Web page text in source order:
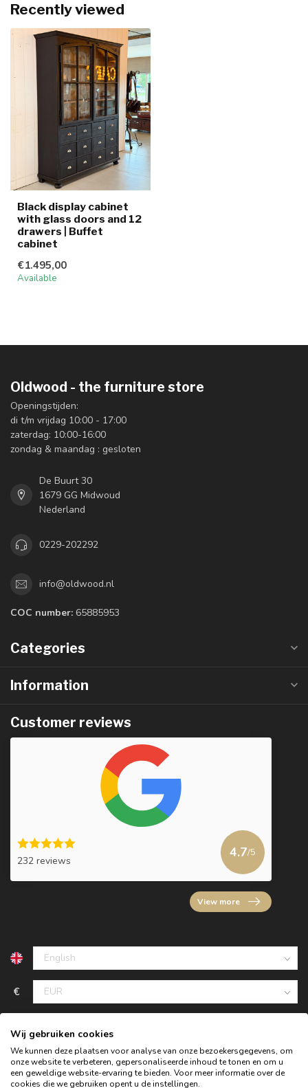
Recently viewed
Black display cabinet
with glass doors and 12
drawers | Buffet
cabinet
€1.495,00
Available
Oldwood - the furniture store
Openingstijden:
di t/m vrijdag 10:00 - 17:00
zaterdag: 10:00-16:00
zondag & maandag : gesloten
De Buurt 30
1679 GG Midwoud
Nederland
0229-202292
info@oldwood.nl
COC number: 65885953
Categories
Information
Customer reviews
232 reviews
4.7/5
View more
€
Wij gebruiken cookies
We kunnen deze plaatsen voor analyse van onze bezoekersgegevens, om
onze website te verbeteren, gepersonaliseerde inhoud te tonen en om u
een geweldige website-ervaring te bieden. Voor meer informatie over de
cookies die we gebruiken opent u de instellingen.